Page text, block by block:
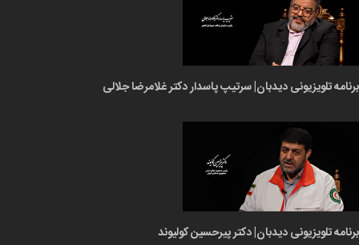
برنامه تلویزیونی دیدبان| سرتیپ پاسدار دکتر غلامرضا جلالی
برنامه تلویزیونی دیدبان| دکتر پیرحسین کولیوند